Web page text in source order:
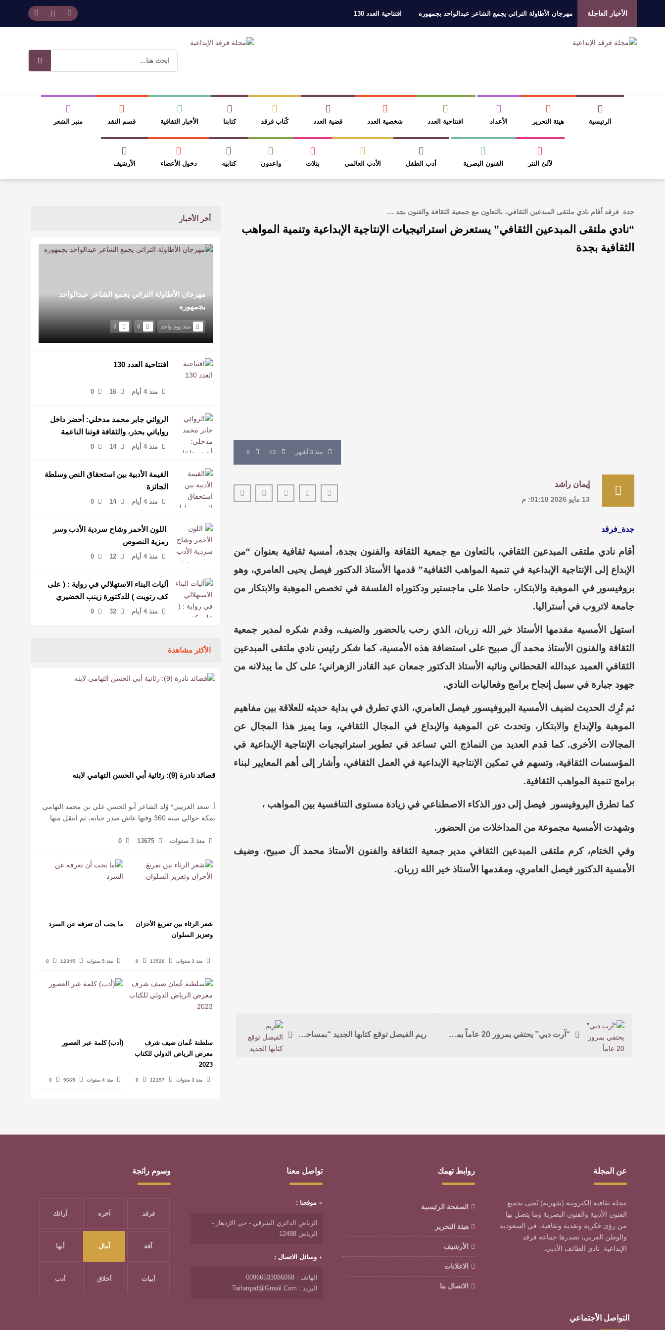
الأخبار العاجلة مهرجان الأطاولة التراثي يجمع الشاعر عبدالواحد بجمهوره افتتاحية العدد 130
القيمة الأدبية بين استحقاق النص وسلطة الجائزة
عتبات التأويل وقراءة التشكيل الصوفي والفلسفي في “مملكة الله” للدكتور محمد بدوي عنترة بن شداد… الشاعر الفارس
الرئيسية هيئة التحرير الأعداد افتتاحية العدد شخصية العدد قضية العدد كُتاب فرقد كتابنا الأخبار الثقافية قسم النقد منبر الشعر
لآلئ النثر الفنون البصرية أدب الطفل الأدب العالمي بتلات واعدون كتابيه دخول الأعضاء الأرشيف
أخر الأخبار
مهرجان الأطاولة التراثي يجمع الشاعر عبدالواحد
بجمهوره
منذ يوم واحد 8
0
افتتاحية العدد 130
منذ 4 أيام 16
0
الروائي جابر محمد مدخلي: أحضر داخل
رواياتي بحذر، والثقافة قوتنا الناعمة
لمخاطبة العالم.
منذ 4 أيام 14
0
القيمة الأدبية بين استحقاق النص وسلطة
الجائزة
منذ 4 أيام 14
0
​ اللون الأحمر وشاح سردية الأدب وسر
رمزية النصوص
منذ 4 أيام 12
0
آليات البناء الاستهلالي في رواية : ( على
كف رتويت ) للدكتورة زينب الخضيري
منذ 4 أيام 32
0
الأكثر مشاهدة
قصائد نادرة (9): رثائية أبي الحسن التهامي لابنه
أ. سعد الغريبي* وُلد الشاعر أبو الحسن علي بن محمد التهامي
بمكة حوالي سنة 360 وفيها عاش صدر حياته، ثم انتقل منها
منذ 3 سنوات 13675
0
شعر الرثاء بين تفريغ الأحزان
وتعزيز السلوان
منذ 3 سنوات 13520
0
ما يجب أن تعرفه عن السرد
منذ 5 سنوات 12345
0
سلطنة عُمان ضيف شرف
معرض الرياض الدولي للكتاب
2023
منذ 3 سنوات 12197
0
(أدب) كلمة عبر العصور
منذ 4 سنوات 9665
0
جدة_فرقد أقام نادي ملتقى المبدعين الثقافي، بالتعاون مع جمعية الثقافة والفنون بجد …
“نادي ملتقى المبدعين الثقافي” يستعرض استراتيجيات الإنتاجية الإبداعية وتنمية المواهب
الثقافية بجدة
منذ 3 أشهر 72
0
إيمان راشد
13 مايو 2026 01:18: م
جدة_فرقد
أقام نادي ملتقى المبدعين الثقافي، بالتعاون مع جمعية الثقافة والفنون بجدة، أمسية ثقافية بعنوان “من
الإبداع إلى الإنتاجية الإبداعية في تنمية المواهب الثقافية” قدمها الأستاذ الدكتور فيصل يحيى العامري، وهو
بروفيسور في الموهبة والابتكار، حاصلا على ماجستير ودكتوراه الفلسفة في تخصص الموهبة والابتكار من
جامعة لاتروب في أستراليا.
​استهل الأمسية مقدمها الأستاذ خير الله زربان، الذي رحب بالحضور والضيف، وقدم شكره لمدير جمعية
الثقافة والفنون الأستاذ محمد آل صبيح على استضافة هذه الأمسية، كما شكر رئيس نادي ملتقى المبدعين
الثقافي العميد عبدالله القحطاني ونائبه الأستاذ الدكتور جمعان عبد القادر الزهراني؛ على كل ما يبذلانه من
جهود جبارة في سبيل إنجاح برامج وفعاليات النادي.
​ثم تُرِك الحديث لضيف الأمسية البروفيسور فيصل العامري، الذي تطرق في بداية حديثه للعلاقة بين مفاهيم
الموهبة والإبداع والابتكار، وتحدث عن الموهبة والإبداع في المجال الثقافي، وما يميز هذا المجال عن
المجالات الأخرى. كما قدم العديد من النماذج التي تساعد في تطوير استراتيجيات الإنتاجية الإبداعية في
المؤسسات الثقافية، وتسهم في تمكين الإنتاجية الإبداعية في العمل الثقافي، وأشار إلى أهم المعايير لبناء
برامج تنمية المواهب الثقافية.
كما تطرق البروفيسور فيصل إلى دور الذكاء الاصطناعي في زيادة مستوى التنافسية بين المواهب ،​
وشهدت الأمسية مجموعة من المداخلات من الحضور.
​وفي الختام، كرم ملتقى المبدعين الثقافي مدير جمعية الثقافة والفنون الأستاذ محمد آل صبيح، وضيف
الأمسية الدكتور فيصل العامري، ومقدمها الأستاذ خير الله زربان.
“آرت دبي” يحتفي بمرور 20 عاماً بمشاركة سعودية مميزة ريم الفيصل توقع كتابها الجديد “بمساحة وصل الفنية”
عن المجلة
مجلة ثقافية إلكترونية (شهرية) تُعنى بجميع
الفنون الأدبية والفنون البصرية وما يتصل بها
من رؤى فكرية ونقدية وثقافية، في السعودية
والوطن العربي، تصدرها جماعة فرقد
الإبداعية_نادي الطائف الأدبي.
روابط تهمك
الصفحة الرئيسية
هيئة التحرير
الأرشيف
الاعلانات
الاتصال بنا
تواصل معنا
موقعنا :
الرياض الدائري الشرقي - حي الازدهار -
الرياض 12488
وسائل الاتصال :
الهاتف : 00966533086068
البريد : Taifarqad@gmail.com
وسوم رائجة
فرقد آخره آرائك
آفة آمال أبها
أبيات أخلاق أدب
التواصل الأجتماعي